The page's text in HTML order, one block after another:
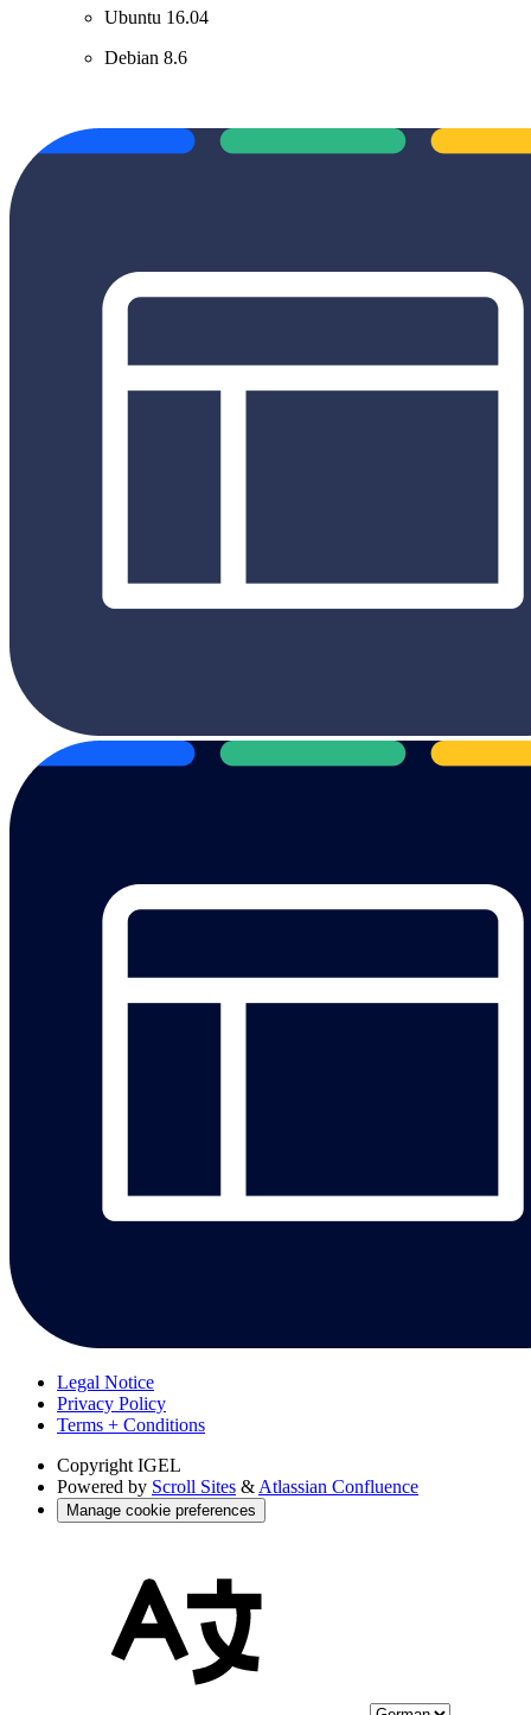
Ubuntu 16.04
Debian 8.6
Legal Notice
Privacy Policy
Terms + Conditions
Copyright IGEL
Powered by Scroll Sites & Atlassian Confluence
Manage cookie preferences